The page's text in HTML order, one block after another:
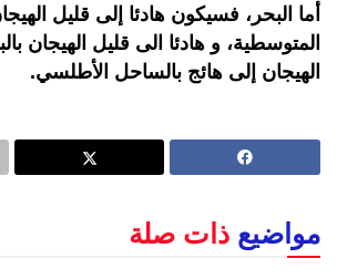
أما البحر، فسيكون هادئا إلى قليل
المتوسطية، و هادئا الى قليل الهيجان
الهيجان إلى هائج بالساحل الأطلسي.
مواضيع ذات صلة